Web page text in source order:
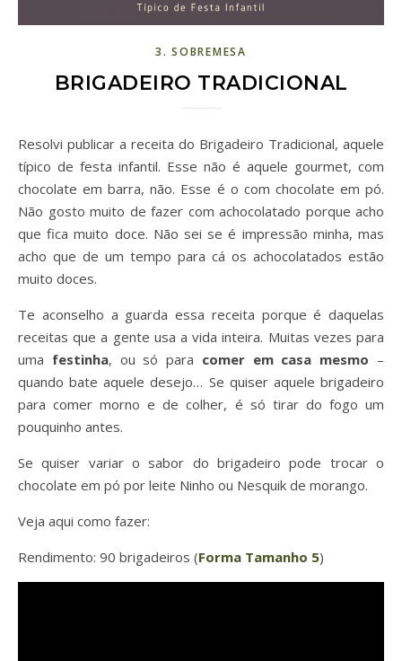
3. SOBREMESA
BRIGADEIRO TRADICIONAL
Resolvi publicar a receita do Brigadeiro Tradicional, aquele
típico de festa infantil. Esse não é aquele gourmet, com
chocolate em barra, não. Esse é o com chocolate em pó.
Não gosto muito de fazer com achocolatado porque acho
que fica muito doce. Não sei se é impressão minha, mas
acho que de um tempo para cá os achocolatados estão
muito doces.
Te aconselho a guarda essa receita porque é daquelas
receitas que a gente usa a vida inteira. Muitas vezes para
uma festinha, ou só para comer em casa mesmo –
quando bate aquele desejo… Se quiser aquele brigadeiro
para comer morno e de colher, é só tirar do fogo um
pouquinho antes.
Se quiser variar o sabor do brigadeiro pode trocar o
chocolate em pó por leite Ninho ou Nesquik de morango.
Veja aqui como fazer:
Rendimento: 90 brigadeiros (Forma Tamanho 5)